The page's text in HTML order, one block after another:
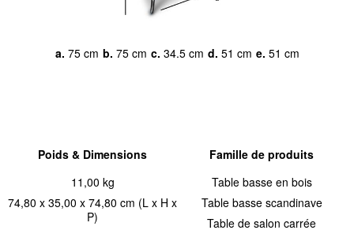
a. 75 cm b. 75 cm c. 34.5 cm d. 51 cm e. 51 cm
Poids & Dimensions
11,00 kg
74,80 x 35,00 x 74,80 cm (L x H x
P)
Famille de produits
Table basse en bois
Table basse scandinave
Table de salon carrée